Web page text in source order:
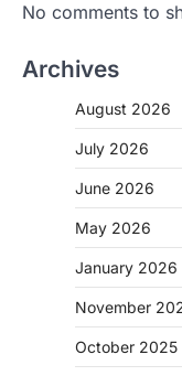
No comments to
Archives
August 2026
July 2026
June 2026
May 2026
January 2026
November
October 2025